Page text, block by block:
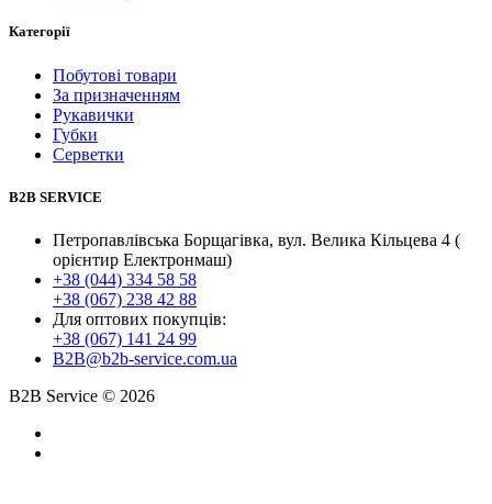
Категорії
Побутові товари
За призначенням
Рукавички
Губки
Серветки
B2B SERVICE
Петропавлівська Борщагівка, вул. Велика Кільцева 4 (
орієнтир Електронмаш)
+38 (044) 334 58 58
+38 (067) 238 42 88
Для оптових покупців:
+38 (067) 141 24 99
B2B@b2b-service.com.ua
B2B Service © 2026